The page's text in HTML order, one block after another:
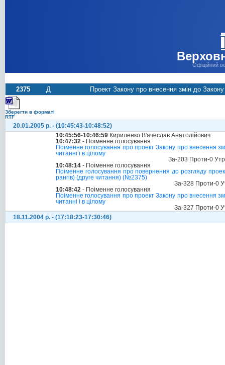
Офіційний
2375 Д Проект Закону про внесення змін до
Зберегти в форматі
RTF
20.01.2005 р. - (10:45:43-10:48:52)
10:45:56-10:46:59 Кириленко В'ячеслав Анатолійович
10:47:32 - Поіменне голосування
Поіменне голосування про проект Закону про внесення
читанні і в цілому
За-203 Проти-0
10:48:14 - Поіменне голосування
Поіменне голосування про повернення до розгляду
рангів) (друге читання) (№2375)
За-328 Проти-0
10:48:42 - Поіменне голосування
Поіменне голосування про проект Закону про внесення
читанні і в цілому
За-327 Проти-0
18.11.2004 р. - (17:18:23-17:30:46)